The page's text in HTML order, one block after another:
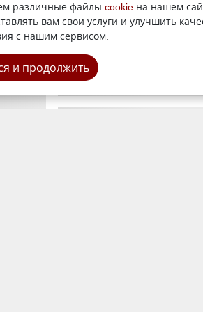
Осмотрщиков вагонов
из производственно-
(Защита) представили к
Город
различные файлы cookie на нашем
вам свои услуги и улучшить
с нашим сервисом.
и продолжить